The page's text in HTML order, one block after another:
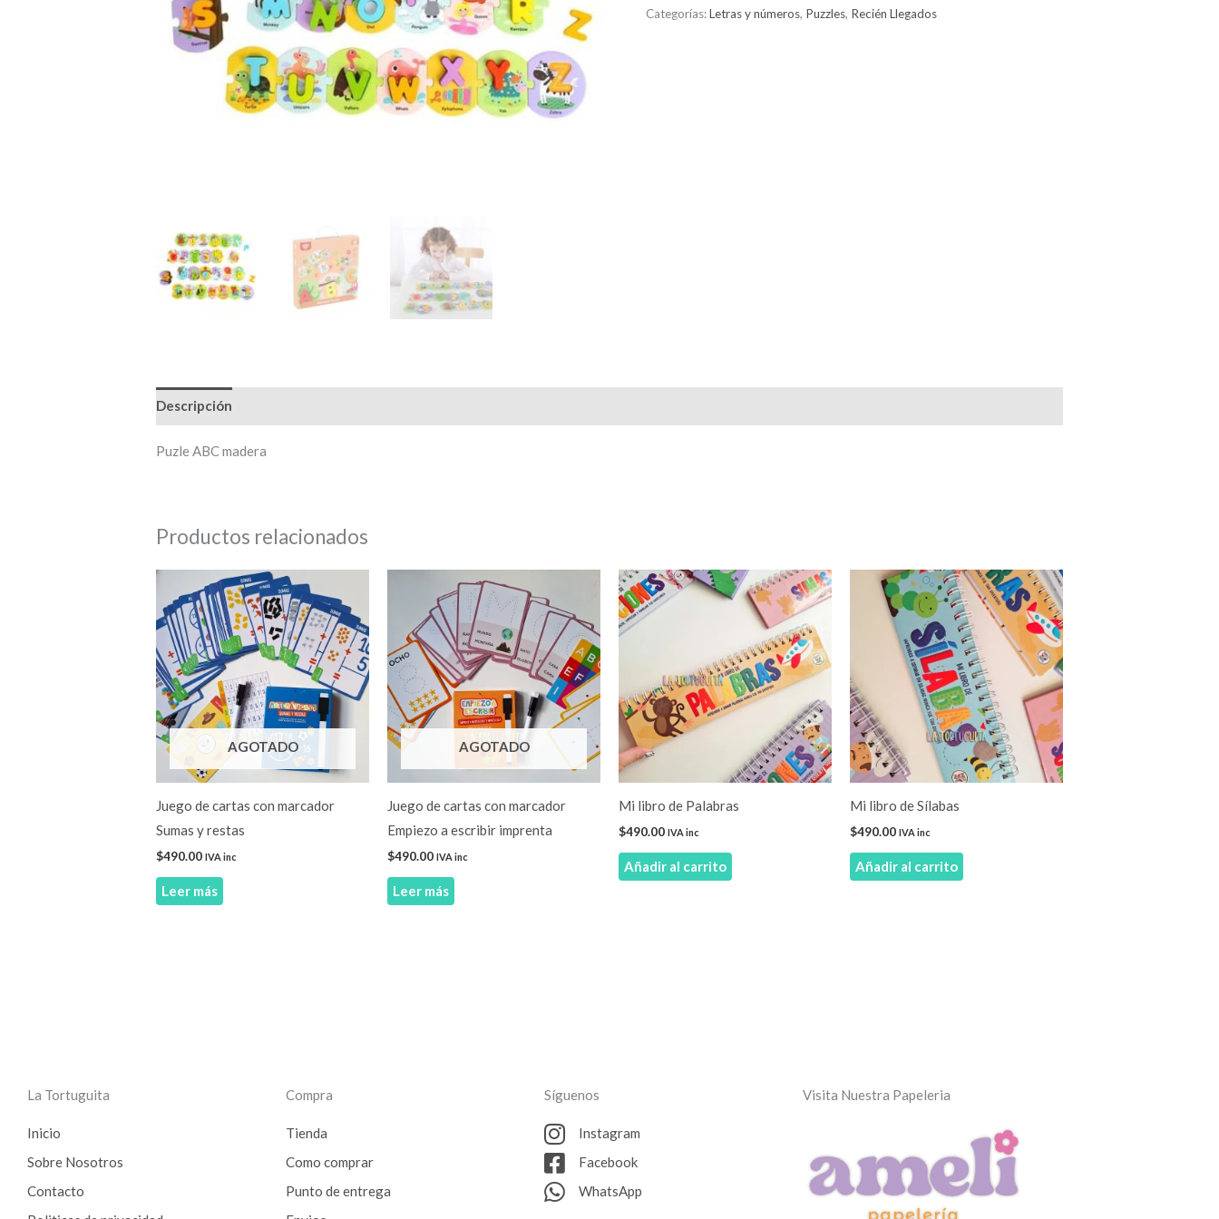
Categorías:Letras y números, Puzzles, Recién Llegados
Descripción
Puzle ABC madera
Productos relacionados
AGOTADO
Juego de cartas con marcador
Sumas y restas
$490.00 IVA inc
Leer más
AGOTADO
Juego de cartas con marcador
Empiezo a escribir imprenta
$490.00 IVA inc
Leer más
Mi libro de Palabras
$490.00 IVA inc
Añadir al carrito
Mi libro de Sílabas
$490.00 IVA inc
Añadir al carrito
La Tortuguita
Inicio
Sobre Nosotros
Contacto
Compra
Tienda
Como comprar
Punto de entrega
Síguenos
Instagram
Facebook
WhatsApp
Visita Nuestra Papeleria